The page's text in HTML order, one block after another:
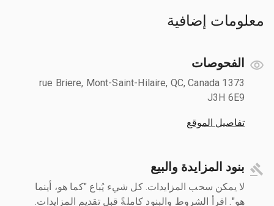
معلومات إضافية
الفحوصات
1373 rue Briere, Mont-Saint-Hilaire, QC, Canada
J3H 6E9
تفاصيل الموقع
بنود المزايدة والبيع
لا يمكن سحب المزايدات. كل شيء يُباع "كما هو، أينما
هو". اقرأ الشروط والبنود كاملةً قبل تقديم المزايدات.